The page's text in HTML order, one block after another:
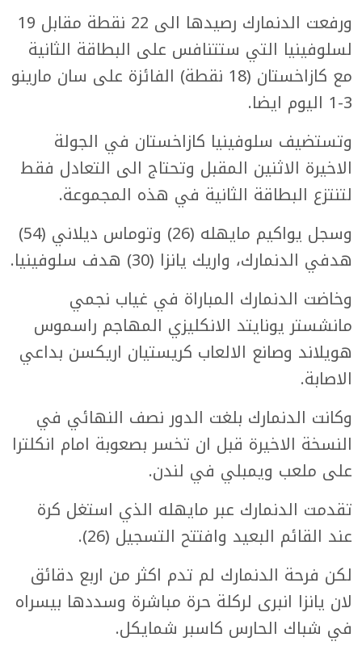
ورفعت الدنمارك رصيدها الى 22 نقطة مقابل 19
لسلوفينيا التي ستتنافس على البطاقة الثانية
مع كازاخستان (18 نقطة) الفائزة على سان مارينو
3-1 اليوم ايضا.
وتستضيف سلوفينيا كازاخستان في الجولة
الاخيرة الاثنين المقبل وتحتاج الى التعادل فقط
لتنتزع البطاقة الثانية في هذه المجموعة.
وسجل يواكيم مايهله (26) وتوماس ديلاني (54)
هدفي الدنمارك، واريك يانزا (30) هدف سلوفينيا.
وخاضت الدنمارك المباراة في غياب نجمي
مانشستر يونايتد الانكليزي المهاجم راسموس
هويلاند وصانع الالعاب كريستيان اريكسن بداعي
الاصابة.
وكانت الدنمارك بلغت الدور نصف النهائي في
النسخة الاخيرة قبل ان تخسر بصعوبة امام انكلترا
على ملعب ويمبلي في لندن.
تقدمت الدنمارك عبر مايهله الذي استغل كرة
عند القائم البعيد وافتتح التسجيل (26).
لكن فرحة الدنمارك لم تدم اكثر من اربع دقائق
لان يانزا انبرى لركلة حرة مباشرة وسددها بيسراه
في شباك الحارس كاسبر شمايكل.